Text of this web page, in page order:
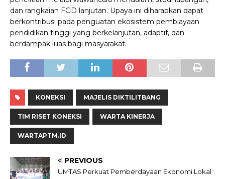
dan rangkaian FGD lanjutan. Upaya ini diharapkan dapat
berkontribusi pada penguatan ekosistem pembiayaan
pendidikan tinggi yang berkelanjutan, adaptif, dan
berdampak luas bagi masyarakat.
KONEKSI MAJELIS DIKTILITBANG
TIM RISET KONEKSI WARTA KINERJA
WARTAPTM.ID
PREVIOUS
UMTAS Perkuat Pemberdayaan Ekonomi Lokal